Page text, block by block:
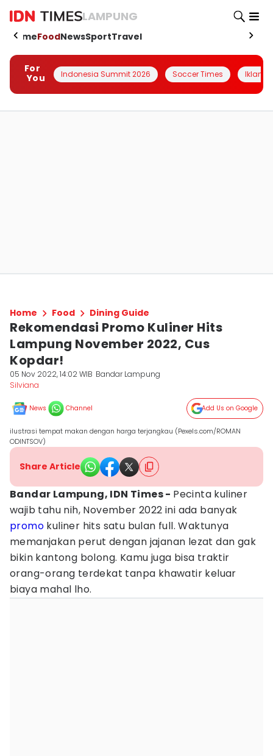
LAMPUNG
HomeFoodNewsSportTravel
For
You
Indonesia Summit 2026 Soccer Times Iklanin
Home Food Dining Guide
Rekomendasi Promo Kuliner Hits
Lampung November 2022, Cus
Kopdar!
05 Nov 2022, 14:02 WIB Bandar Lampung
Silviana
News Channel Add Us on Google
ilustrasi tempat makan dengan harga terjangkau (Pexels.com/ROMAN
ODINTSOV)
Share Article
Bandar Lampung, IDN Times - Pecinta kuliner
wajib tahu nih, November 2022 ini ada banyak
promo kuliner hits satu bulan full. Waktunya
memanjakan perut dengan jajanan lezat dan gak
bikin kantong bolong. Kamu juga bisa traktir
orang-orang terdekat tanpa khawatir keluar
biaya mahal lho.